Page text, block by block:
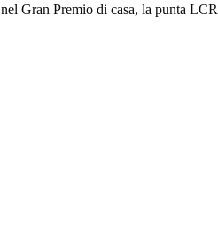
Gran Premio di casa, la punta